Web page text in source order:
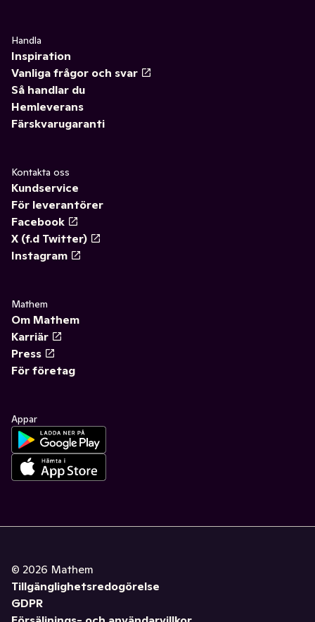
Handla
Inspiration
Vanliga frågor och svar
Så handlar du
Hemleverans
Färskvarugaranti
Kontakta oss
Kundservice
För leverantörer
Facebook
X (f.d Twitter)
Instagram
Mathem
Om Mathem
Karriär
Press
För företag
Appar
© 2026 Mathem
Tillgänglighetsredogörelse
GDPR